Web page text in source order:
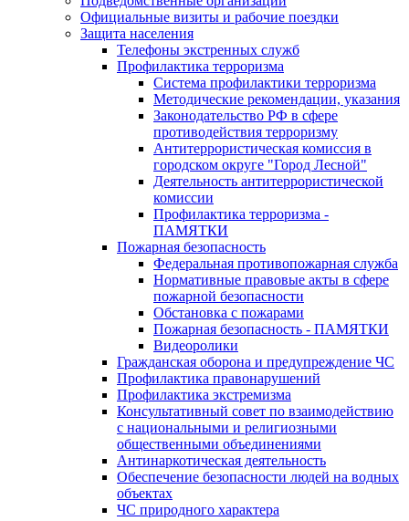
Официальные визиты и рабочие поездки
Защита населения
Телефоны экстренных служб
Профилактика терроризма
Система профилактики терроризма
Методические рекомендации, указания
Законодательство РФ в сфере
противодействия терроризму
Антитеррористическая комиссия в
городском округе "Город Лесной"
Деятельность антитеррористической
комиссии
Профилактика терроризма -
ПАМЯТКИ
Пожарная безопасность
Федеральная противопожарная служба
Нормативные правовые акты в сфере
пожарной безопасности
Обстановка с пожарами
Пожарная безопасность - ПАМЯТКИ
Видеоролики
Гражданская оборона и предупреждение ЧС
Профилактика правонарушений
Профилактика экстремизма
Консультативный совет по взаимодействию
с национальными и религиозными
общественными объединениями
Антинаркотическая деятельность
Обеспечение безопасности людей на водных
объектах
ЧС природного характера